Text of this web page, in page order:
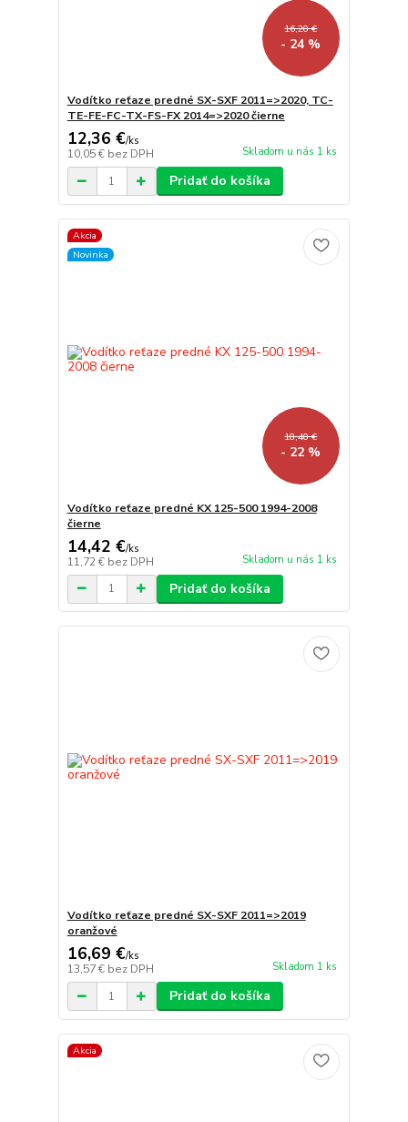
16,20 €
- 24 %
Vodítko reťaze predné SX-SXF 2011=>2020, TC-
TE-FE-FC-TX-FS-FX 2014=>2020 čierne
12,36 €/ks
10,05 € bez DPH Skladom u nás 1 ks
Pridať do košíka
Akcia
Novinka
18,40 €
- 22 %
Vodítko reťaze predné KX 125-500 1994-2008
čierne
14,42 €/ks
11,72 € bez DPH Skladom u nás 1 ks
Pridať do košíka
Vodítko reťaze predné SX-SXF 2011=>2019
oranžové
16,69 €/ks
13,57 € bez DPH Skladom 1 ks
Pridať do košíka
Akcia